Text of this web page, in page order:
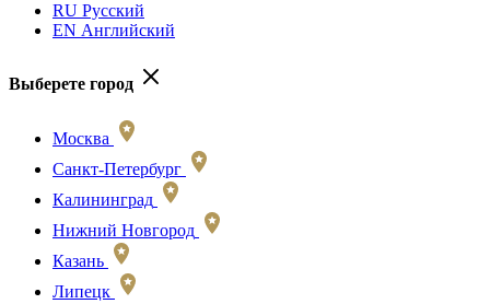
RU Русский
EN Английский
Выберете город
Москва
Санкт-Петербург
Калининград
Нижний Новгород
Казань
Липецк